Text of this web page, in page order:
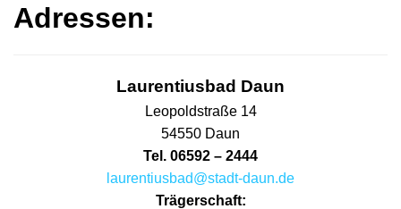
Adressen:
Laurentiusbad Daun
Leopoldstraße 14
54550 Daun
Tel. 06592 – 2444
laurentiusbad@stadt-daun.de
Trägerschaft: